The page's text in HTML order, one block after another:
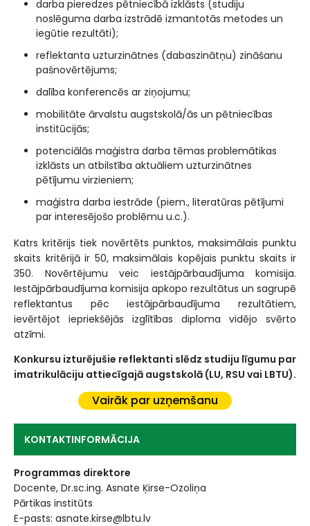
darba pieredzes pētniecībā izklāsts (studiju
noslēguma darba izstrādē izmantotās metodes un
iegūtie rezultāti);
reflektanta uzturzinātnes (dabaszinātņu) zināšanu
pašnovērtējums;
dalība konferencēs ar ziņojumu;
mobilitāte ārvalstu augstskolā/ās un pētniecības
institūcijās;
potenciālās maģistra darba tēmas problemātikas
izklāsts un atbilstība aktuāliem uzturzinātnes
pētījumu virzieniem;
maģistra darba iestrāde (piem., literatūras pētījumi
par interesējošo problēmu u.c.).
Katrs kritērijs tiek novērtēts punktos, maksimālais punktu
skaits kritērijā ir 50, maksimālais kopējais punktu skaits ir
350. Novērtējumu veic iestājpārbaudījuma komisija.
Iestājpārbaudījuma komisija apkopo rezultātus un sagrupē
reflektantus pēc iestājpārbaudījuma rezultātiem,
ievērtējot iepriekšējās izglītības diploma vidējo svērto
atzīmi.
Konkursu izturējušie reflektanti slēdz studiju līgumu par
imatrikulāciju attiecīgajā augstskolā (LU, RSU vai LBTU).
Vairāk par uzņemšanu
KONTAKTINFORMĀCIJA
Programmas direktore
Docente, Dr.sc.ing. Asnate Ķirse-Ozoliņa
Pārtikas institūts
E-pasts: asnate.kirse@lbtu.lv